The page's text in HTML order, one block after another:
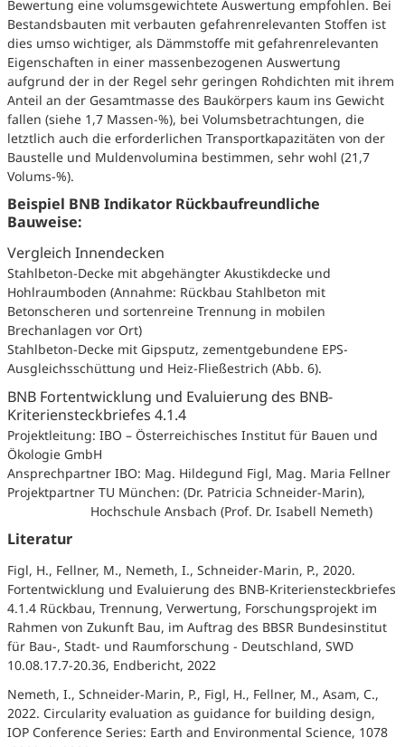
Bewertung eine volumsgewichtete Auswertung empfohlen. Bei
Bestandsbauten mit verbauten gefahrenrelevanten Stoffen ist
dies umso wichtiger, als Dämmstoffe mit gefahrenrelevanten
Eigenschaften in einer massenbezogenen Auswertung
aufgrund der in der Regel sehr geringen Rohdichten mit ihrem
Anteil an der Gesamtmasse des Baukörpers kaum ins Gewicht
fallen (siehe 1,7 Massen-%), bei Volumsbetrachtungen, die
letztlich auch die erforderlichen Transportkapazitäten von der
Baustelle und Muldenvolumina bestimmen, sehr wohl (21,7
Volums-%).
Beispiel BNB Indikator Rückbaufreundliche
Bauweise:
Vergleich Innendecken
Stahlbeton-Decke mit abgehängter Akustikdecke und
Hohlraumboden (Annahme: Rückbau Stahlbeton mit
Betonscheren und sortenreine Trennung in mobilen
Brechanlagen vor Ort)
Stahlbeton-Decke mit Gipsputz, zementgebundene EPS-
Ausgleichsschüttung und Heiz-Fließestrich (Abb. 6).
BNB Fortentwicklung und Evaluierung des BNB-
Kriteriensteckbriefes 4.1.4
Projektleitung: IBO – Österreichisches Institut für Bauen und
Ökologie GmbH
Ansprechpartner IBO: Mag. Hildegund Figl, Mag. Maria Fellner
Projektpartner TU München: (Dr. Patricia Schneider-Marin),
Hochschule Ansbach (Prof. Dr. Isabell Nemeth)
Literatur
Figl, H., Fellner, M., Nemeth, I., Schneider-Marin, P., 2020.
Fortentwicklung und Evaluierung des BNB-Kriteriensteckbriefes
4.1.4 Rückbau, Trennung, Verwertung, Forschungsprojekt im
Rahmen von Zukunft Bau, im Auftrag des BBSR Bundesinstitut
für Bau-, Stadt- und Raumforschung - Deutschland, SWD
10.08.17.7-20.36, Endbericht, 2022
Nemeth, I., Schneider-Marin, P., Figl, H., Fellner, M., Asam, C.,
2022. Circularity evaluation as guidance for building design,
IOP Conference Series: Earth and Environmental Science, 1078